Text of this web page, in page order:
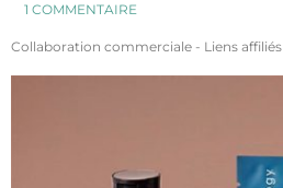
1 COMMENTAIRE
Collaboration commerciale - Liens affiliés